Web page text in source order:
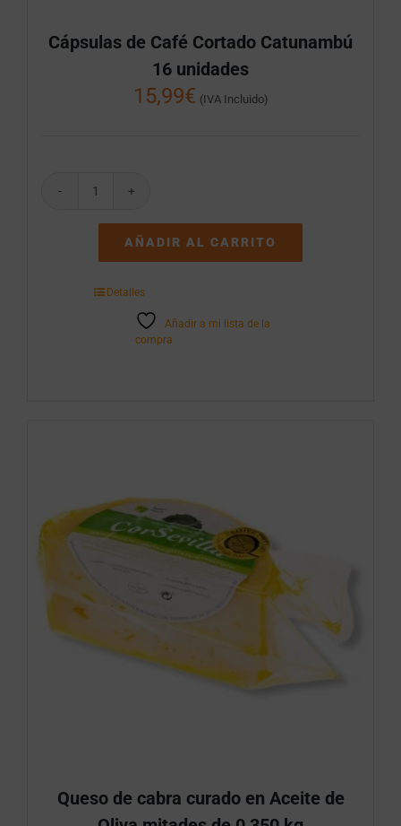
Cápsulas de Café Cortado Catunambú
16 unidades
15,99€ (IVA Incluido)
Cápsulas
Cortado
16
cantidad
AÑADIR AL CARRITO
Detalles
Añadir a mi lista de la
compra
Queso de cabra curado en Aceite de